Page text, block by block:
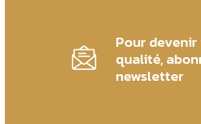
Pour
qualité,
newsletter